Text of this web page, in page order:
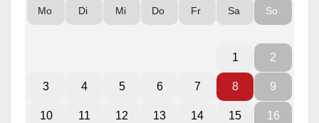
Mo Di Mi Do Fr Sa So
1 2
3 4 5 6 7 8 9
10 11 12 13 14 15 16